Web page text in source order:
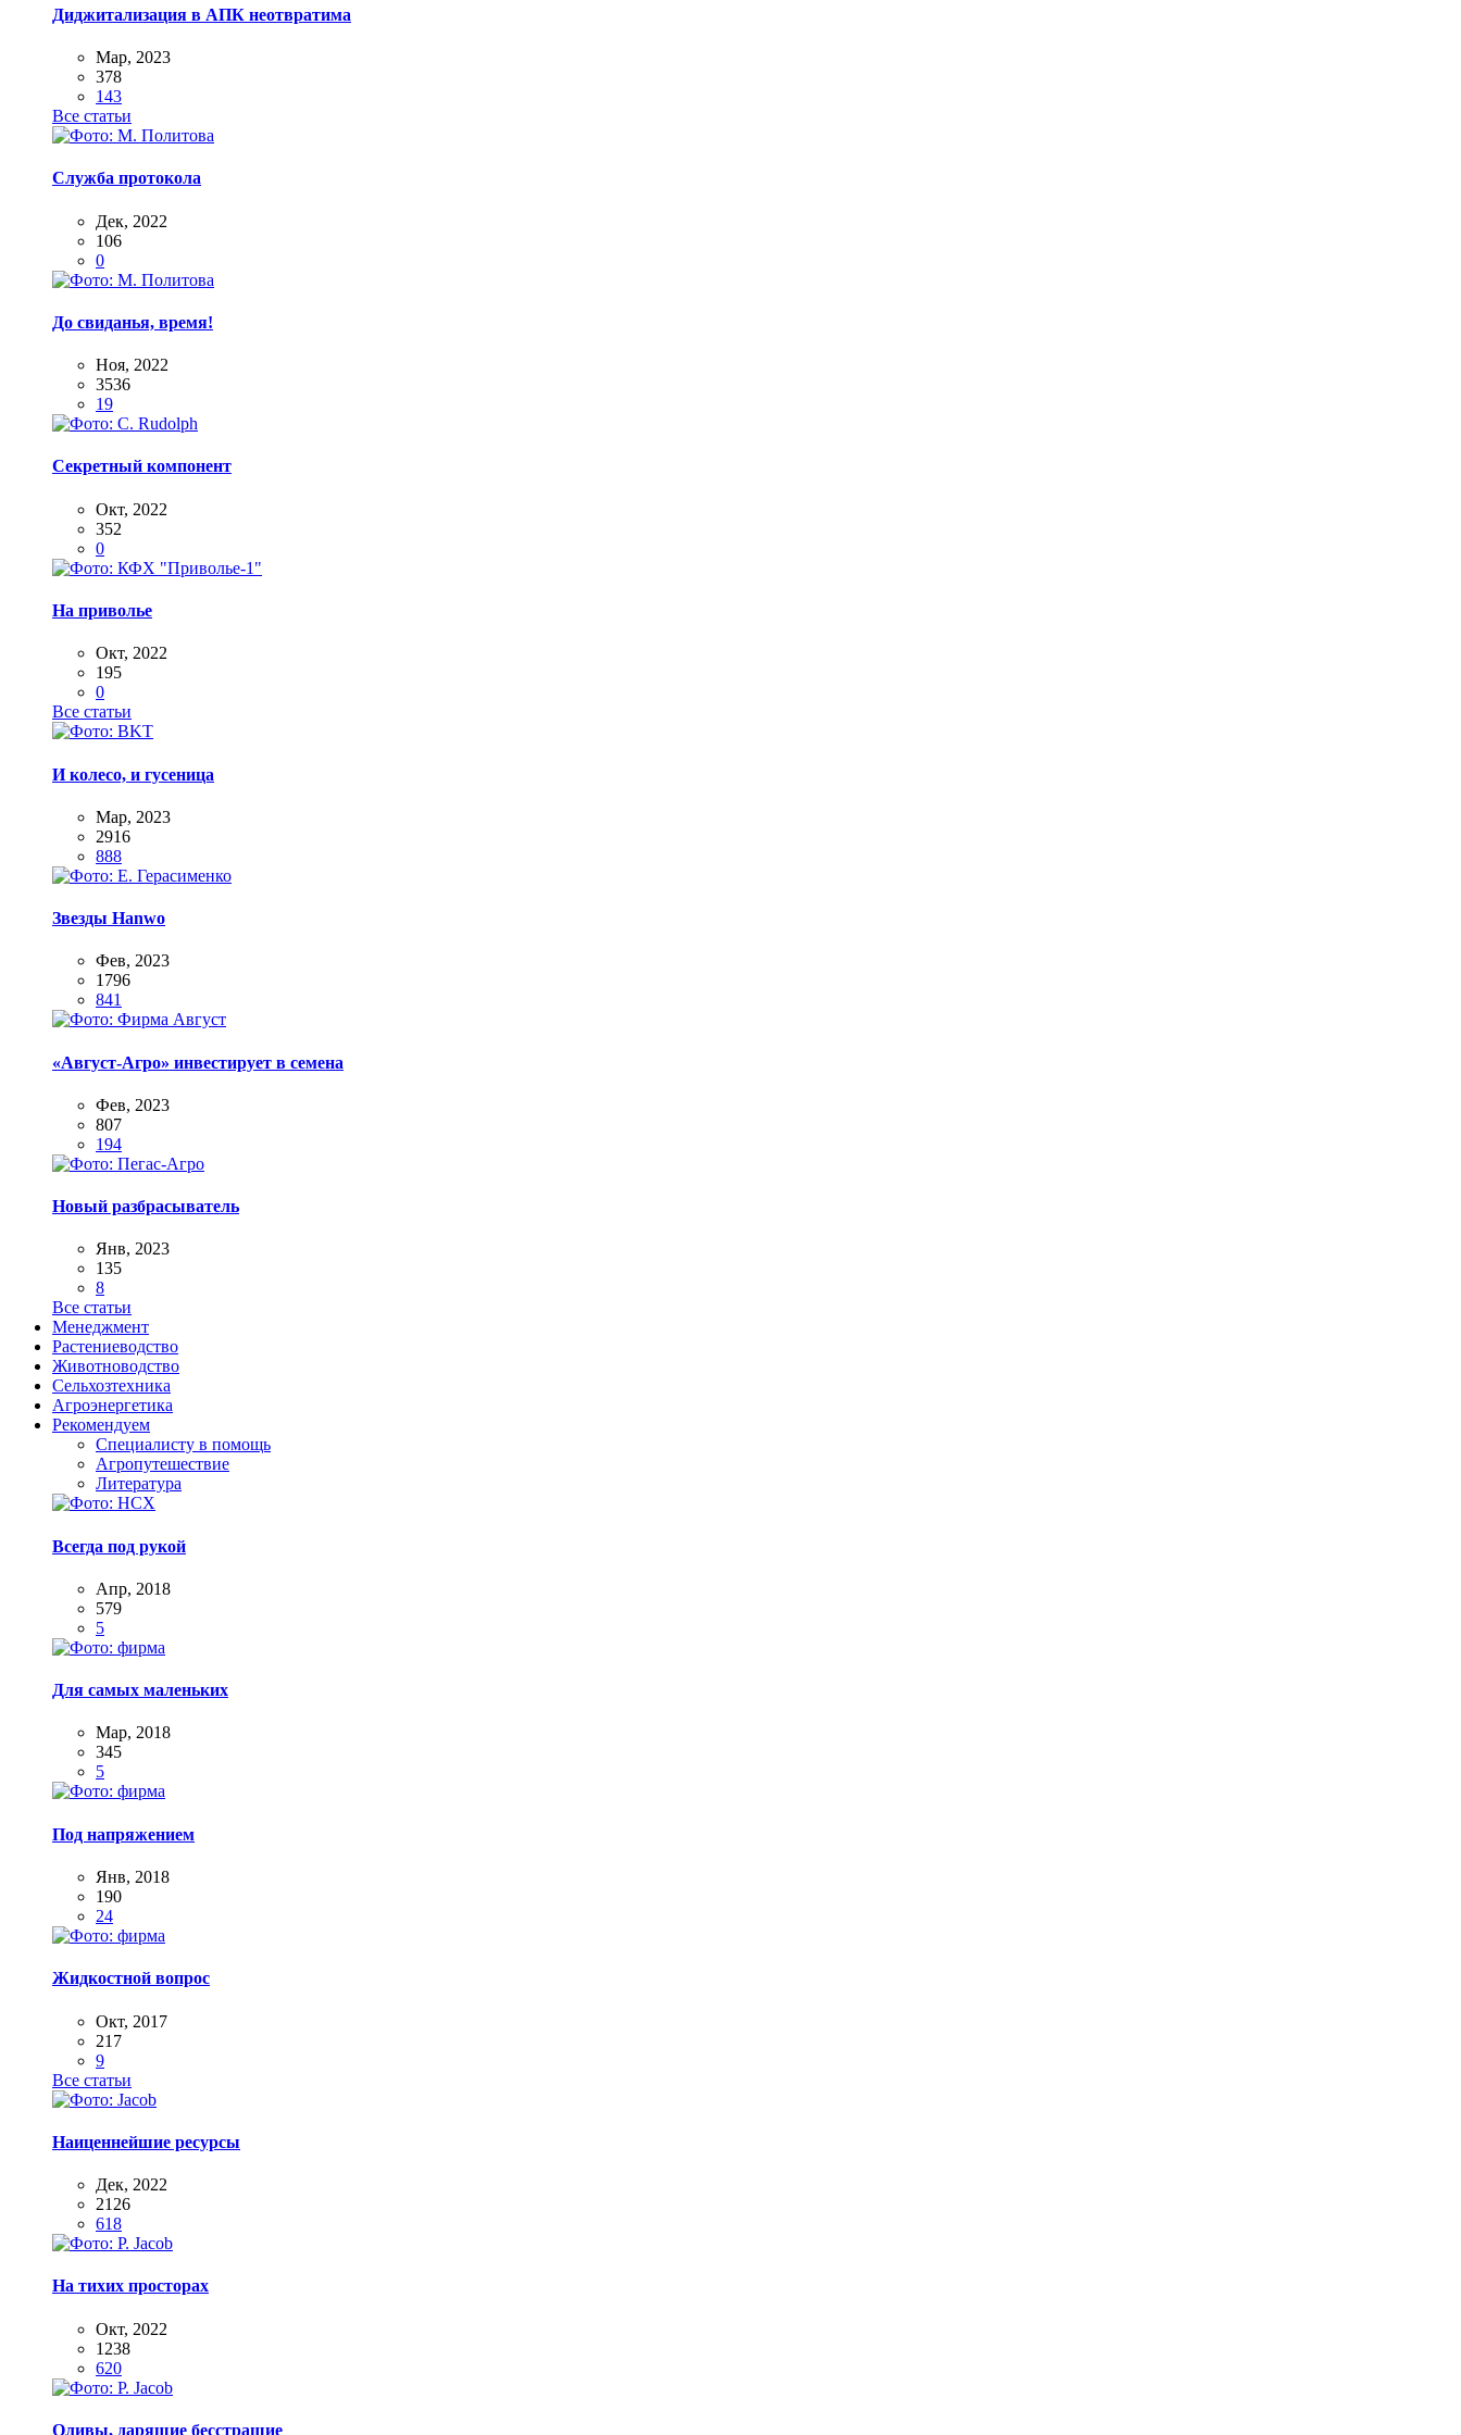
Диджитализация в АПК неотвратима
Мар, 2023
378
143
Все статьи
Служба протокола
Дек, 2022
106
0
До свиданья, время!
Ноя, 2022
3536
19
Секретный компонент
Окт, 2022
352
0
На приволье
Окт, 2022
195
0
Все статьи
И колесо, и гусеница
Мар, 2023
2916
888
Звезды Hanwo
Фев, 2023
1796
841
«Август-Агро» инвестирует в семена
Фев, 2023
807
194
Новый разбрасыватель
Янв, 2023
135
8
Все статьи
Менеджмент
Растениеводство
Животноводство
Сельхозтехника
Агроэнергетика
Рекомендуем
Специалисту в помощь
Агропутешествие
Литература
Всегда под рукой
Апр, 2018
579
5
Для самых маленьких
Мар, 2018
345
5
Под напряжением
Янв, 2018
190
24
Жидкостной вопрос
Окт, 2017
217
9
Все статьи
Наиценнейшие ресурсы
Дек, 2022
2126
618
На тихих просторах
Окт, 2022
1238
620
Оливы, дарящие бесстрашие